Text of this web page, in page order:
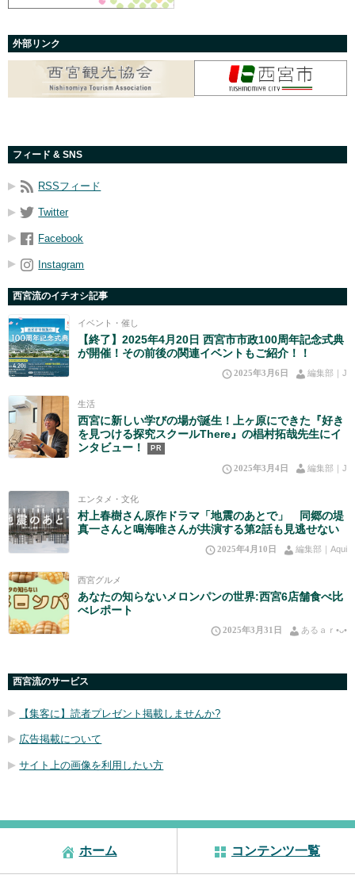
外部リンク
フィード & SNS
RSSフィード
Twitter
Facebook
Instagram
西宮流のイチオシ記事
イベント・催し
【終了】2025年4月20日 西宮市市政100周年記念式典
が開催！その前後の関連イベントもご紹介！！
2025年3月6日 編集部｜J
生活
西宮に新しい学びの場が誕生！上ヶ原にできた『好き
を見つける探究スクールThere』の椙村拓哉先生にイ
ンタビュー！
PR
2025年3月4日 編集部｜J
エンタメ・文化
村上春樹さん原作ドラマ「地震のあとで」 同郷の堤
真一さんと鳴海唯さんが共演する第2話も見逃せない
2025年4月10日 編集部｜Aqui
西宮グルメ
あなたの知らないメロンパンの世界:西宮6店舗食べ比
べレポート
2025年3月31日 あるａｒ•⁠ᴗ⁠•⁠
西宮流のサービス
【集客に】読者プレゼント掲載しませんか?
広告掲載について
サイト上の画像を利用したい方
ホーム コンテンツ一覧